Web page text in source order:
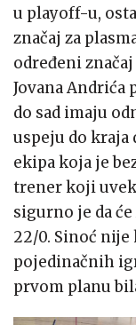
u playoff-u,
značaj za
određeni
Jovana Andrića
do sad imaju
uspeju do kraja
ekipa koja je
trener koji
sigurno je da
22/0. Sinoć
pojedinačnih
prvom planu